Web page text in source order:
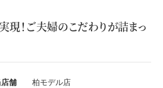
現！ご夫婦のこだわりが詰まっ
舗
柏モデル店